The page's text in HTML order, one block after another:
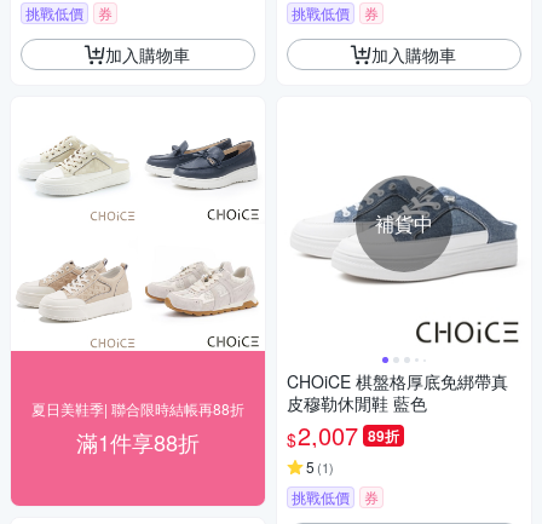
挑戰低價 券
加入購物車
夏日美鞋季| 聯合限時結帳再88折
滿1件享88折
挑戰低價 券
加入購物車
補貨中
CHOiCE 棋盤格厚底免綁帶真
皮穆勒休閒鞋 藍色
$2,007 89折
5 (1)
挑戰低價 券